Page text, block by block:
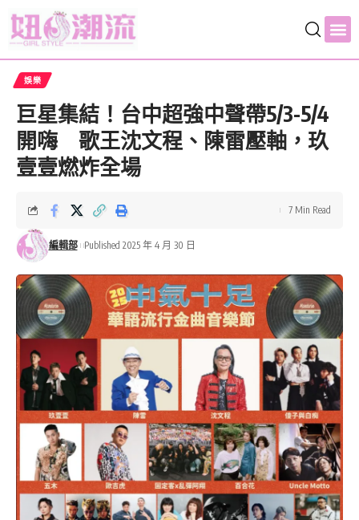
娛樂
巨星集結！台中超強中聲帶5/3-5/4
開嗨 歌王沈文程、陳雷壓軸，玖
壹壹燃炸全場
編輯部 Published 2025 年 4 月 30 日
7 Min Read